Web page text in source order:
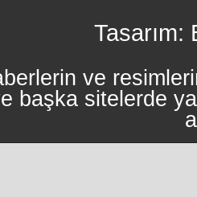
Tasarım:
ve
başka sitelerde